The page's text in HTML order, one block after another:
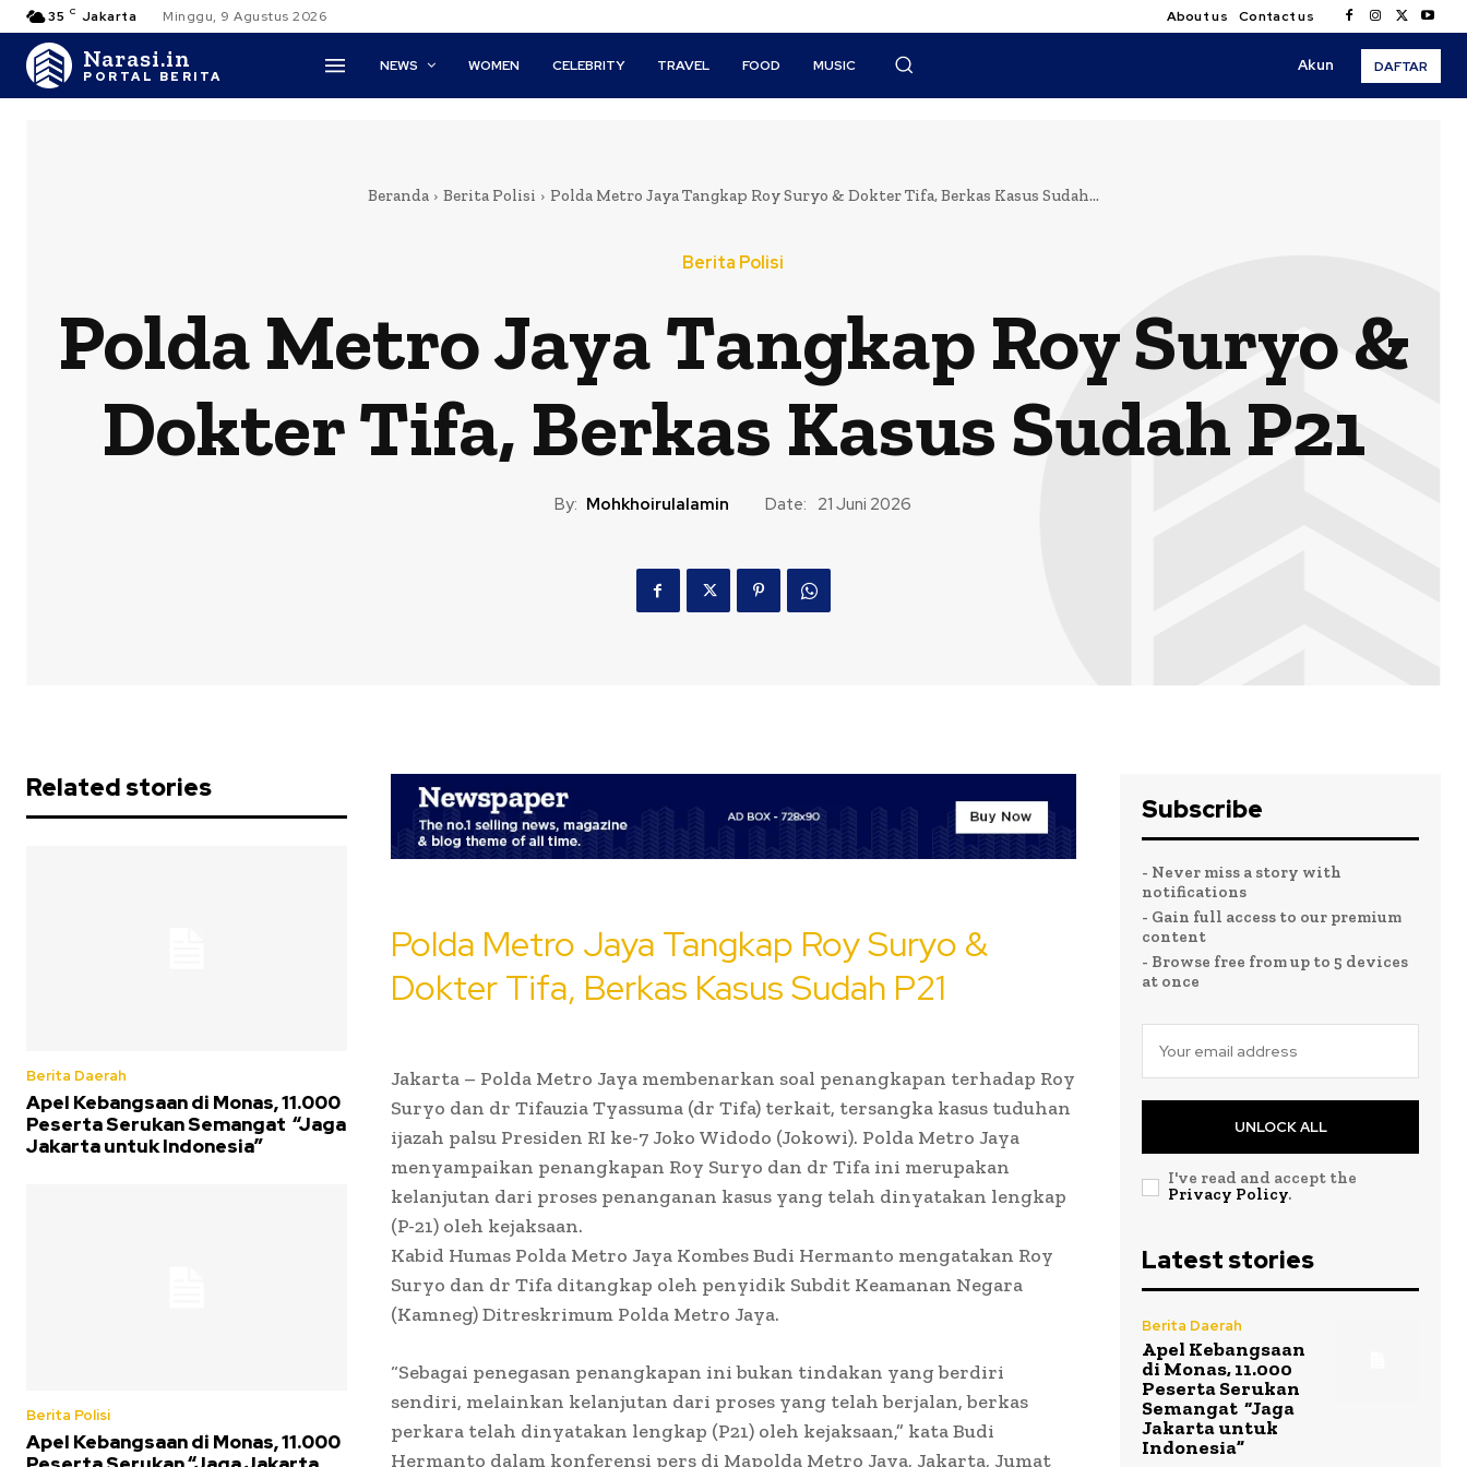
35 C Jakarta Minggu, 9 Agustus 2026 About us Contact us
Narasi.in
PORTAL BERITA
NEWS WOMEN CELEBRITY TRAVEL FOOD MUSIC Akun DAFTAR
Beranda Berita Polisi Polda Metro Jaya Tangkap Roy Suryo & Dokter Tifa, Berkas Kasus Sudah...
Berita Polisi
Polda Metro Jaya Tangkap Roy Suryo &
Dokter Tifa, Berkas Kasus Sudah P21
By: Mohkhoirulalamin Date: 21 Juni 2026
Related stories
Berita Daerah
Apel Kebangsaan di Monas, 11.000
Peserta Serukan Semangat “Jaga
Jakarta untuk Indonesia”
Berita Polisi
Apel Kebangsaan di Monas, 11.000
Polda Metro Jaya Tangkap Roy Suryo &
Dokter Tifa, Berkas Kasus Sudah P21
Jakarta – Polda Metro Jaya membenarkan soal penangkapan terhadap Roy
Suryo dan dr Tifauzia Tyassuma (dr Tifa) terkait, tersangka kasus tuduhan
ijazah palsu Presiden RI ke-7 Joko Widodo (Jokowi). Polda Metro Jaya
menyampaikan penangkapan Roy Suryo dan dr Tifa ini merupakan
kelanjutan dari proses penanganan kasus yang telah dinyatakan lengkap
(P-21) oleh kejaksaan.
Kabid Humas Polda Metro Jaya Kombes Budi Hermanto mengatakan Roy
Suryo dan dr Tifa ditangkap oleh penyidik Subdit Keamanan Negara
(Kamneg) Ditreskrimum Polda Metro Jaya.
“Sebagai penegasan penangkapan ini bukan tindakan yang berdiri
sendiri, melainkan kelanjutan dari proses yang telah berjalan, berkas
perkara telah dinyatakan lengkap (P21) oleh kejaksaan,” kata Budi
Hermanto dalam konferensi pers di Mapolda Metro Jaya, Jakarta, Jumat
Subscribe
- Never miss a story with
notifications
- Gain full access to our premium
content
- Browse free from up to 5 devices
at once
UNLOCK ALL
I've read and accept the
Privacy Policy.
Latest stories
Berita Daerah
Apel Kebangsaan
di Monas, 11.000
Peserta Serukan
Semangat “Jaga
Jakarta untuk
Indonesia”